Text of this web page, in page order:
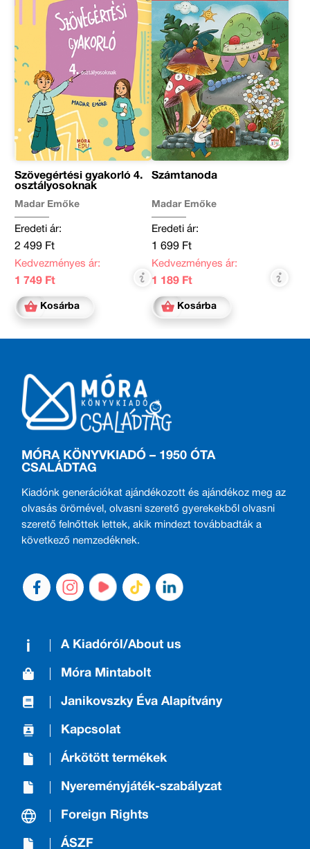
Szövegértési gyakorló 4.
osztályosoknak
Madar Emőke
Eredeti ár:
2 499 Ft
Kedvezményes ár:
1 749 Ft
Kosárba
Számtanoda
Madar Emőke
Eredeti ár:
1 699 Ft
Kedvezményes ár:
1 189 Ft
Kosárba
MÓRA KÖNYVKIADÓ – 1950 ÓTA
CSALÁDTAG
Kiadónk generációkat ajándékozott és ajándékoz meg az
olvasás örömével, olvasni szerető gyerekekből olvasni
szerető felnőttek lettek, akik mindezt továbbadták a
következő nemzedéknek.
A Kiadóról/About us
Móra Mintabolt
Janikovszky Éva Alapítvány
Kapcsolat
Árkötött termékek
Nyereményjáték-szabályzat
Foreign Rights
ÁSZF